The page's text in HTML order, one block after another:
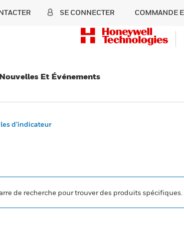
SE CONNECTER COMMANDE
Nouvelles Et Événements
d’indicateur
de recherche pour trouver des produits spécifiques.